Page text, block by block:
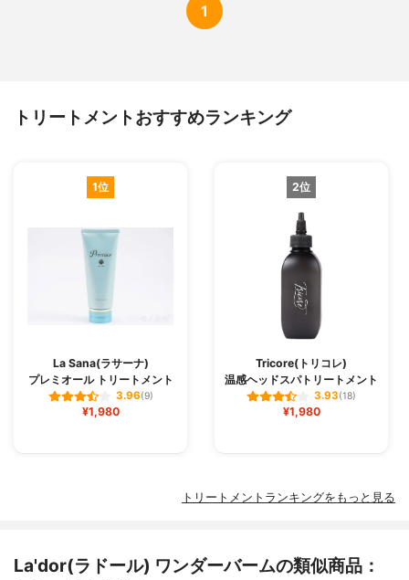
1
トリートメントおすすめランキング
1位
La Sana(ラサーナ)
プレミオール トリートメント
3.96(9)
¥1,980
2位
Tricore(トリコレ)
温感ヘッドスパトリートメント
3.93(18)
¥1,980
トリートメントランキングをもっと見る
La'dor(ラドール) ワンダーバームの類似商品：